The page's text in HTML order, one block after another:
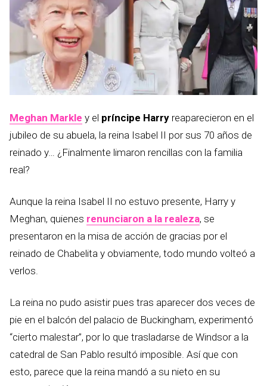
Meghan Markle y el príncipe Harry reaparecieron en el
jubileo de su abuela, la reina Isabel II por sus 70 años de
reinado y… ¿Finalmente limaron rencillas con la familia
real?
Aunque la reina Isabel II no estuvo presente, Harry y
Meghan, quienes renunciaron a la realeza, se
presentaron en la misa de acción de gracias por el
reinado de Chabelita y obviamente, todo mundo volteó a
verlos.
La reina no pudo asistir pues tras aparecer dos veces de
pie en el balcón del palacio de Buckingham, experimentó
“cierto malestar”, por lo que trasladarse de Windsor a la
catedral de San Pablo resultó imposible. Así que con
esto, parece que la reina mandó a su nieto en su